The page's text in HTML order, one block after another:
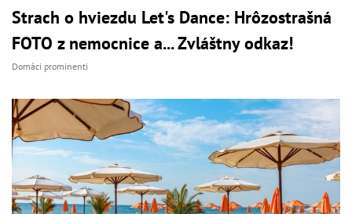
Strach o hviezdu Let's Dance: Hrôzostrašná
FOTO z nemocnice a... Zvláštny odkaz!
Domáci prominenti